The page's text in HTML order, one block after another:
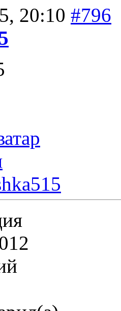
20:10 #796